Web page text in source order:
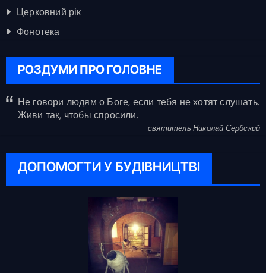
Церковний рік
Фонотека
РОЗДУМИ ПРО ГОЛОВНЕ
Не говори людям о Боге, если тебя не хотят слушать.
Живи так, чтобы спросили.
святитель Николай Сербский
ДОПОМОГТИ У БУДІВНИЦТВІ